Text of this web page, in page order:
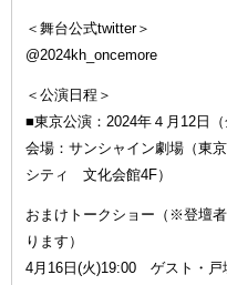
＜舞台公式twitter＞
@2024kh_oncemore
＜公演日程＞
■東京公演：2024年４月12日（
会場：サンシャイン劇場（東
シティ 文化会館4F）
おまけトークショー（※登壇
ります）
4月16日(火)19:00 ゲスト・戸